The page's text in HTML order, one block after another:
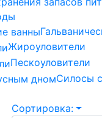
Жироуловители
Пескоуловители
Силосы
Сортировка: